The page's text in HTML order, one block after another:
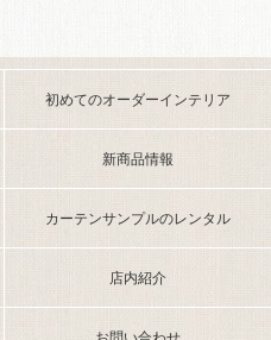
初めてのオーダーインテリア
新商品情報
カーテンサンプルのレンタル
店内紹介